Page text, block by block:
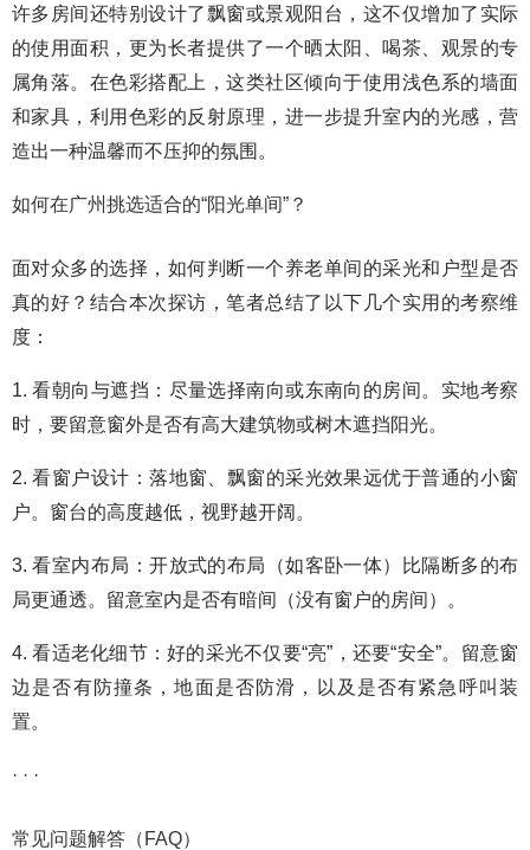
许多房间还特别设计了飘窗或景观阳台，这不仅增加了实际
的使用面积，更为长者提供了一个晒太阳、喝茶、观景的专
属角落。在色彩搭配上，这类社区倾向于使用浅色系的墙面
和家具，利用色彩的反射原理，进一步提升室内的光感，营
造出一种温馨而不压抑的氛围。
如何在广州挑选适合的“阳光单间”？
面对众多的选择，如何判断一个养老单间的采光和户型是否
真的好？结合本次探访，笔者总结了以下几个实用的考察维
度：
1. 看朝向与遮挡：尽量选择南向或东南向的房间。实地考察
时，要留意窗外是否有高大建筑物或树木遮挡阳光。
2. 看窗户设计：落地窗、飘窗的采光效果远优于普通的小窗
户。窗台的高度越低，视野越开阔。
3. 看室内布局：开放式的布局（如客卧一体）比隔断多的布
局更通透。留意室内是否有暗间（没有窗户的房间）。
4. 看适老化细节：好的采光不仅要“亮”，还要“安全”。留意窗
边是否有防撞条，地面是否防滑，以及是否有紧急呼叫装
置。
· · ·
常见问题解答（FAQ）